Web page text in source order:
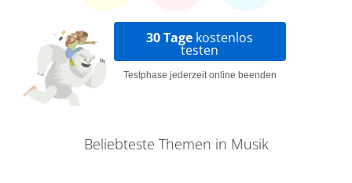
30 Tage kostenlos
testen
Testphase jederzeit online beenden
Beliebteste Themen in Musik